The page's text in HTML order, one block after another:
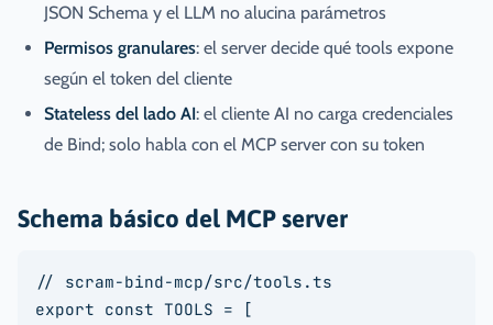
JSON Schema y el LLM no alucina parámetros
Permisos granulares: el server decide qué tools expone
según el token del cliente
Stateless del lado AI: el cliente AI no carga credenciales
de Bind; solo habla con el MCP server con su token
Schema básico del MCP server
// scram-bind-mcp/src/tools.ts
export const TOOLS = [